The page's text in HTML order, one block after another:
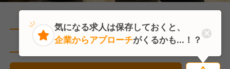
直近1人がこの求人を検討中
気になる求人は保存しておくと、
企業からアプローチがくるかも...！？